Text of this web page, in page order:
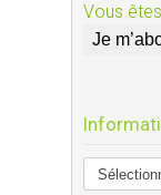
Vous